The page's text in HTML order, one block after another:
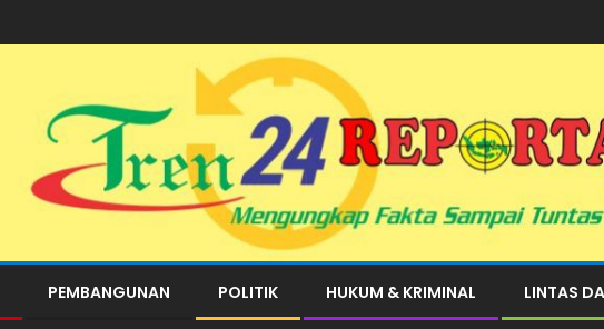
PEMBANGUNAN POLITIK HUKUM & KRIMINAL LINTAS